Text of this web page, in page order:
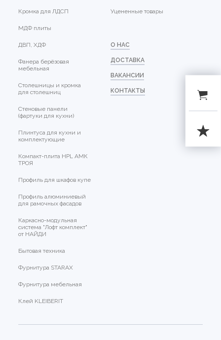
Кромка для ЛДСП
МДФ плиты
ДВП, ХДФ
Фанера берёзовая
мебельная
Столешницы и кромка
для столешниц
Стеновые панели
(фартуки для кухни)
Плинтуса для кухни и
комплектующие
Компакт-плита HPL АМК
ТРОЯ
Профиль для шкафов купе
Профиль алюминиевый
для рамочных фасадов
Каркасно-модульная
система "Лофт комплект"
от НАЙДИ
Бытовая техника
Фурнитура STARAX
Фурнитура мебельная
Клей KLEIBERIT
Уцененные товары
О НАС
ДОСТАВКА
ВАКАНСИИ
КОНТАКТЫ